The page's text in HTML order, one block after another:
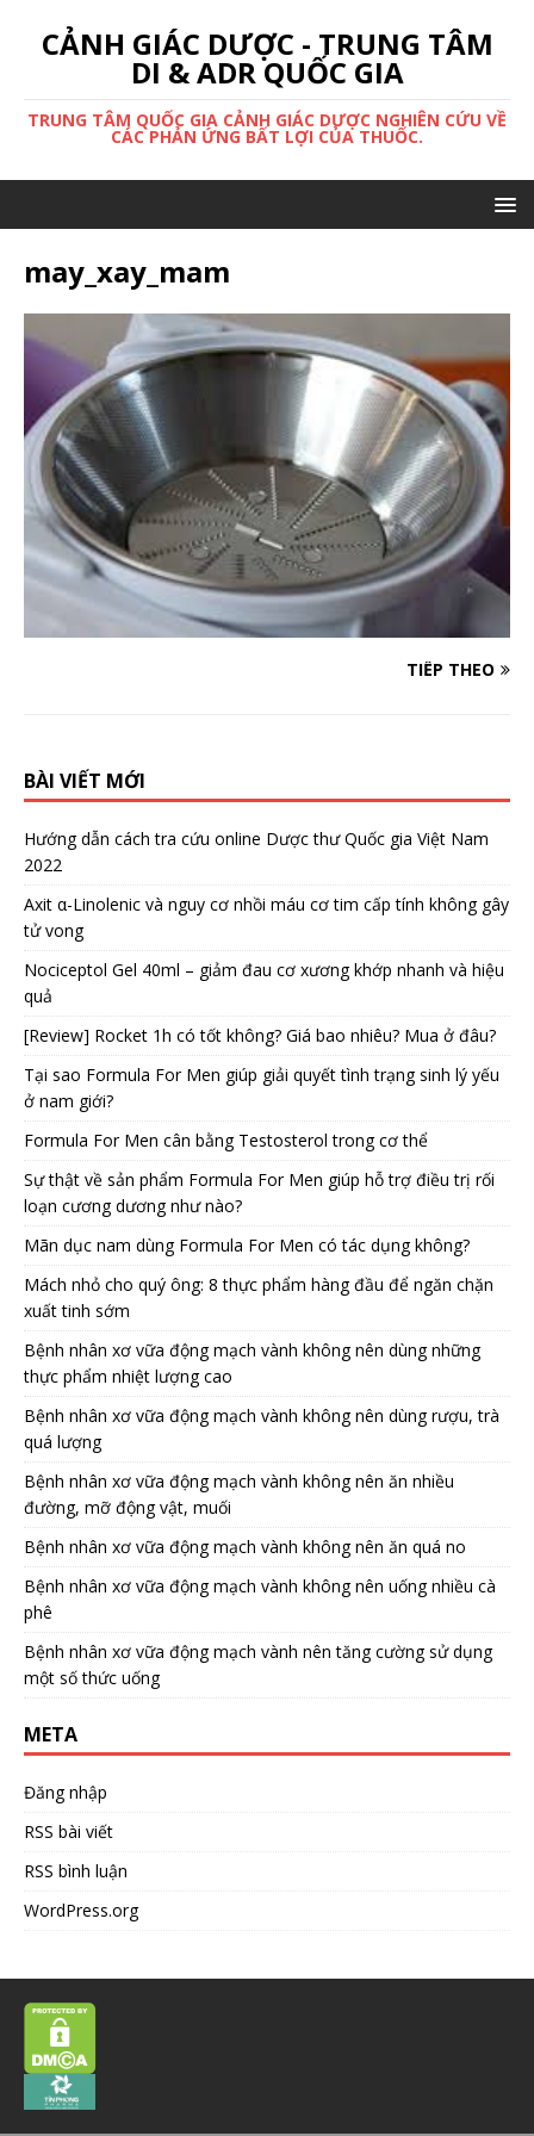
CẢNH GIÁC DƯỢC - TRUNG TÂM
DI & ADR QUỐC GIA
TRUNG TÂM QUỐC GIA CẢNH GIÁC DƯỢC NGHIÊN CỨU VỀ
CÁC PHẢN ỨNG BẤT LỢI CỦA THUỐC.
may_xay_mam
TIẾP THEO
BÀI VIẾT MỚI
Hướng dẫn cách tra cứu online Dược thư Quốc gia Việt Nam
2022
Axit α-Linolenic và nguy cơ nhồi máu cơ tim cấp tính không gây
tử vong
Nociceptol Gel 40ml – giảm đau cơ xương khớp nhanh và hiệu
quả
[Review] Rocket 1h có tốt không? Giá bao nhiêu? Mua ở đâu?
Tại sao Formula For Men giúp giải quyết tình trạng sinh lý yếu
ở nam giới?
Formula For Men cân bằng Testosterol trong cơ thể
Sự thật về sản phẩm Formula For Men giúp hỗ trợ điều trị rối
loạn cương dương như nào?
Mãn dục nam dùng Formula For Men có tác dụng không?
Mách nhỏ cho quý ông: 8 thực phẩm hàng đầu để ngăn chặn
xuất tinh sớm
Bệnh nhân xơ vữa động mạch vành không nên dùng những
thực phẩm nhiệt lượng cao
Bệnh nhân xơ vữa động mạch vành không nên dùng rượu, trà
quá lượng
Bệnh nhân xơ vữa động mạch vành không nên ăn nhiều
đường, mỡ động vật, muối
Bệnh nhân xơ vữa động mạch vành không nên ăn quá no
Bệnh nhân xơ vữa động mạch vành không nên uống nhiều cà
phê
Bệnh nhân xơ vữa động mạch vành nên tăng cường sử dụng
một số thức uống
META
Đăng nhập
RSS bài viết
RSS bình luận
WordPress.org